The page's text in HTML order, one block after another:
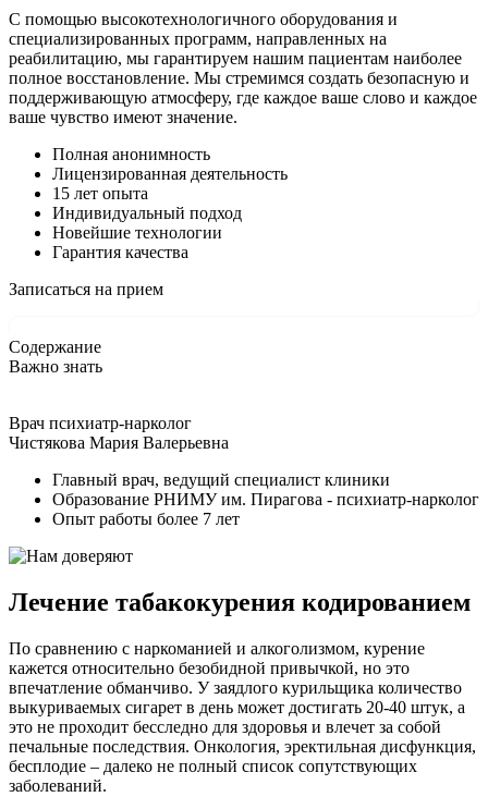
С помощью высокотехнологичного оборудования и
специализированных программ, направленных на
реабилитацию, мы гарантируем нашим пациентам наиболее
полное восстановление. Мы стремимся создать безопасную и
поддерживающую атмосферу, где каждое ваше слово и каждое
ваше чувство имеют значение.
Полная анонимность
Лицензированная деятельность
15 лет опыта
Индивидуальный подход
Новейшие технологии
Гарантия качества
Записаться на прием
Содержание
Важно знать
Врач психиатр-нарколог
Чистякова Мария Валерьевна
Главный врач, ведущий специалист клиники
Образование РНИМУ им. Пирагова - психиатр-нарколог
Опыт работы более 7 лет
Лечение табакокурения кодированием
По сравнению с наркоманией и алкоголизмом, курение
кажется относительно безобидной привычкой, но это
впечатление обманчиво. У заядлого курильщика количество
выкуриваемых сигарет в день может достигать 20-40 штук, а
это не проходит бесследно для здоровья и влечет за собой
печальные последствия. Онкология, эректильная дисфункция,
бесплодие – далеко не полный список сопутствующих
заболеваний.